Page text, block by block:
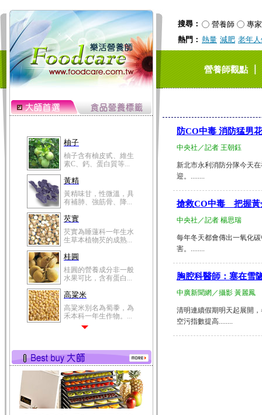
搜尋： 營養師
專家
熱門： 熱量 減肥 老年
營養師觀點｜
柚子
柚子含有柚皮甙、維生
素C、鈣、蛋白質等...
黃精
黃精味甘，性微溫，具
有補肺、強筋骨、降...
芡實
芡實為睡蓮科一年生水
生草本植物芡的成熟...
桂圓
桂圓的營養成分非一般
水果可比，含有蛋白...
高粱米
高粱米別名為蜀黍，為
禾本科一年生作物。...
有蛋白質、脂肪、磷...
鮪魚
鮪魚肚肉中的不飽和脂
肪酸內富含EPA和DH...
韭菜
防CO中毒 消防猛男
中央社／記者 王朝鈺
新北市永利消防分隊今天
迎。........
搶救CO中毒 把握黃
中央社／記者 楊思瑞
每年冬天都會傳出一氧化
害。........
胸腔科醫師：塞在雪
中廣新聞網／攝影 黃麗鳳
清明連續假期明天起展開
空污指數提高........